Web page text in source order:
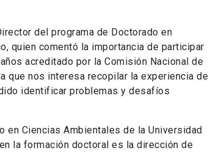
del programa de Doctorado en
quien comentó la importancia de participar
acreditado por la Comisión Nacional de
que nos interesa recopilar la experiencia de
identificar problemas y desafíos
en Ciencias Ambientales de la Universidad
la formación doctoral es la dirección de